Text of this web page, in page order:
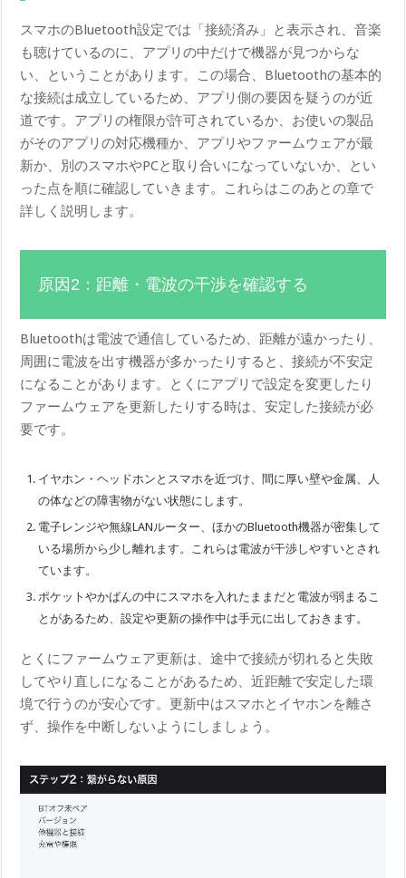
スマホのBluetooth設定では「接続済み」と表示され、音楽
も聴けているのに、アプリの中だけで機器が見つからな
い、ということがあります。この場合、Bluetoothの基本的
な接続は成立しているため、アプリ側の要因を疑うのが近
道です。アプリの権限が許可されているか、お使いの製品
がそのアプリの対応機種か、アプリやファームウェアが最
新か、別のスマホやPCと取り合いになっていないか、とい
った点を順に確認していきます。これらはこのあとの章で
詳しく説明します。
原因2：距離・電波の干渉を確認する
Bluetoothは電波で通信しているため、距離が遠かったり、
周囲に電波を出す機器が多かったりすると、接続が不安定
になることがあります。とくにアプリで設定を変更したり
ファームウェアを更新したりする時は、安定した接続が必
要です。
イヤホン・ヘッドホンとスマホを近づけ、間に厚い壁や金属、人
の体などの障害物がない状態にします。
電子レンジや無線LANルーター、ほかのBluetooth機器が密集して
いる場所から少し離れます。これらは電波が干渉しやすいとされ
ています。
ポケットやかばんの中にスマホを入れたままだと電波が弱まるこ
とがあるため、設定や更新の操作中は手元に出しておきます。
とくにファームウェア更新は、途中で接続が切れると失敗
してやり直しになることがあるため、近距離で安定した環
境で行うのが安心です。更新中はスマホとイヤホンを離さ
ず、操作を中断しないようにしましょう。